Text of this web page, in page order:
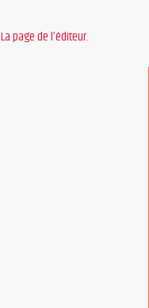
La page de l’éditeur.